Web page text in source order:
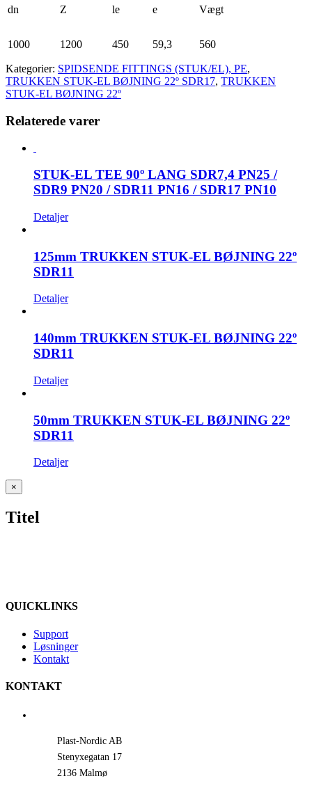
dn Z le e Vægt
1000 1200 450 59,3 560
Kategorier: SPIDSENDE FITTINGS (STUK/EL), PE,
TRUKKEN STUK-EL BØJNING 22º SDR17, TRUKKEN
STUK-EL BØJNING 22º
Relaterede varer
STUK-EL TEE 90º LANG SDR7,4 PN25 /
SDR9 PN20 / SDR11 PN16 / SDR17 PN10
Detaljer
125mm TRUKKEN STUK-EL BØJNING 22º
SDR11
Detaljer
140mm TRUKKEN STUK-EL BØJNING 22º
SDR11
Detaljer
50mm TRUKKEN STUK-EL BØJNING 22º
SDR11
Detaljer
Close
product
view
×
Titel
QUICKLINKS
Support
Løsninger
Kontakt
KONTAKT
Plast-Nordic AB
Stenyxegatan 17
2136 Malmø